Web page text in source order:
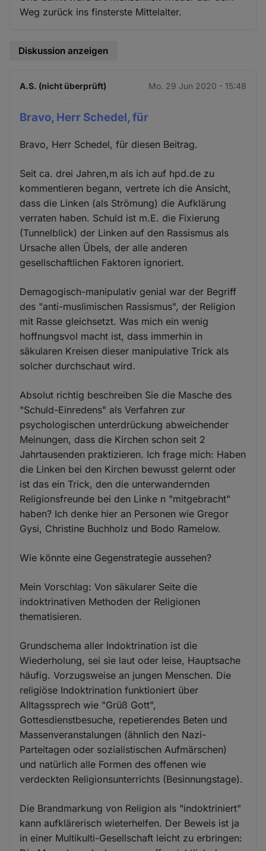
Weg zurück ins finsterste Mittelalter.
Diskussion anzeigen
A.S. (nicht überprüft) Mo. 29 Jun 2020 - 15:48
Bravo, Herr Schedel, für
Bravo, Herr Schedel, für diesen Beitrag.
Seit ca. drei Jahren,m als ich auf hpd.de zu
kommentieren begann, vertrete ich die Ansicht,
dass die Linken (als Strömung) die Aufklärung
verraten haben. Schuld ist m.E. die Fixierung
(Tunnelblick) der Linken auf den Rassismus als
Ursache allen Übels, der alle anderen
gesellschaftlichen Faktoren ignoriert.
Demagogisch-manipulativ genial war der Begriff
des "anti-muslimischen Rassismus", der Religion
mit Rasse gleichsetzt. Was mich ein wenig
hoffnungsvol macht ist, dass immerhin in
säkularen Kreisen dieser manipulative Trick als
solcher durchschaut wird.
Absolut richtig beschreiben Sie die Masche des
"Schuld-Einredens" als Verfahren zur
psychologischen unterdrückung abweichender
Meinungen, dass die Kirchen schon seit 2
Jahrtausenden praktizieren. Ich frage mich: Haben
die Linken bei den Kirchen bewusst gelernt oder
ist das ein Trick, den die unterwandernden
Religionsfreunde bei den Linke n "mitgebracht"
haben? Ich denke hier an Personen wie Gregor
Gysi, Christine Buchholz und Bodo Ramelow.
Wie könnte eine Gegenstrategie aussehen?
Mein Vorschlag: Von säkularer Seite die
indoktrinativen Methoden der Religionen
thematisieren.
Grundschema aller Indoktrination ist die
Wiederholung, sei sie laut oder leise, Hauptsache
häufig. Vorzugsweise an jungen Menschen. Die
religiöse Indoktrination funktioniert über
Alltagssprech wie "Grüß Gott",
Gottesdienstbesuche, repetierendes Beten und
Massenveranstalungen (ähnlich den Nazi-
Parteitagen oder sozialistischen Aufmärschen)
und natürlich alle Formen des offenen wie
verdeckten Religionsunterrichts (Besinnungstage).
Die Brandmarkung von Religion als "indoktriniert"
kann aufklärerisch wieterhelfen. Der Beweis ist ja
in einer Multikulti-Gesellschaft leicht zu erbringen: